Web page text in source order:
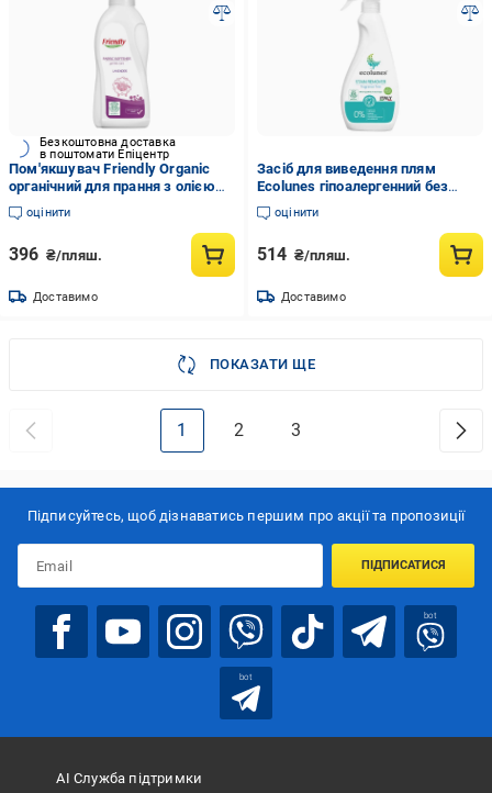
Безкоштовна доставка
в поштомати Епіцентр
Пом'якшувач Friendly Organic
органічний для прання з олією
лаванди 750 мл
оцінити
396 ₴/пляш.
Доставимо
Засіб для виведення плям
Ecolunes гіпоалергенний без
запаху 500 мл (1558098497)
оцінити
514 ₴/пляш.
Доставимо
ПОКАЗАТИ ЩЕ
1 2 3
Підписуйтесь, щоб дізнаватись першим про акції та пропозиції
ПІДПИСАТИСЯ
bot
bot
АІ Служба підтримки